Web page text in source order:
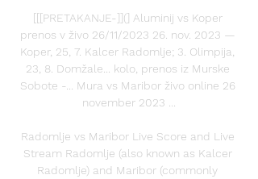
[[[PRETAKANJE-]](] Aluminij vs Koper
prenos v živo 26/11/2023 26. nov. 2023 —
Koper, 25, 7. Kalcer Radomlje; 3. Olimpija,
23, 8. Domžale... kolo, prenos iz Murske
Sobote -... Mura vs Maribor živo online 26
november 2023 ...
Radomlje vs Maribor Live Score and Live
Stream Radomlje (also known as Kalcer
Radomlje) and Maribor (commonly